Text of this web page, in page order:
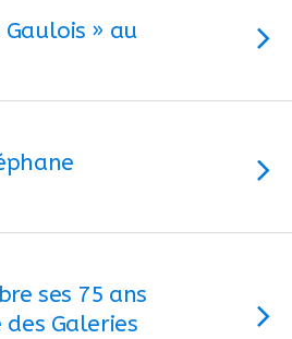
Gaulois » au
ses 75 ans
Galeries